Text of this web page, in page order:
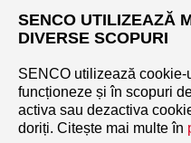
SENCO UTILIZEAZĂ
DIVERSE SCOPURI
SENCO utilizează cookie-
funcționeze și în scopuri
activa sau dezactiva
doriți. Citește mai multe în